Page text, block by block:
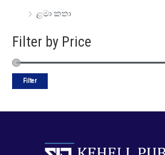
ළමා කතා
Filter by Price
Filter